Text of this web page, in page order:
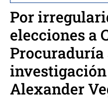
Por
elecciones a
Procuraduría
Alexander